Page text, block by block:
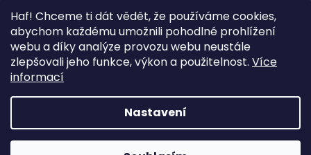
Haf! Chceme ti dát vědět, že používáme cookies,
abychom každému umožnili pohodlné prohlížení
webu a díky analýze provozu webu neustále
zlepšovali jeho funkce, výkon a použitelnost. Více
informací
Nastavení
Jak se start o látkové obojky a vodítka?
Kdy mi dorazí moje objednávka?
Nejčastější dotazy- Co může a nemůže
pes jíst
Copyright 2026What the DOG. Všechna práva